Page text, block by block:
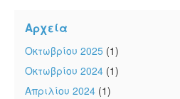
Αρχεία
Οκτωβρίου 2025 (1)
Οκτωβρίου 2024 (1)
Απριλίου 2024 (1)